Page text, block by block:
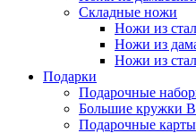
Складные ножи
Ножи из
Ножи из
Ножи из
Подарки
Подарочные
Большие кружки
Подарочные карты